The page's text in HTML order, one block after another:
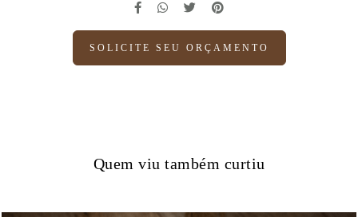
SOLICITE SEU ORÇAMENTO
Quem viu também curtiu